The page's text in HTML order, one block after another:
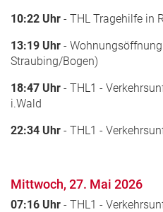
10:22 Uhr - THL Tragehilfe in
13:19 Uhr -
Straubing/Bogen)
18:47 Uhr - THL1 -
i.Wald
22:34 Uhr - THL1 -
Mittwoch, 27. Mai 2026
07:16 Uhr - THL1 -